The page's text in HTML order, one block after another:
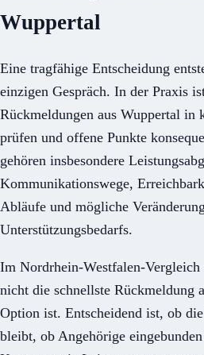
Wuppertal
Eine tragfähige Entscheidung
einzigen Gespräch. In der Praxis
Rückmeldungen aus Wuppertal in
prüfen und offene Punkte
gehören insbesondere
Kommunikationswege,
Abläufe und mögliche
Unterstützungsbedarfs.
Im Nordrhein-Westfalen-
nicht die schnellste Rückmeldung
Option ist. Entscheidend ist, ob
bleibt, ob Angehörige